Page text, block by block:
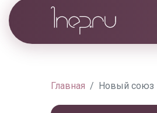
Главная Новый союз